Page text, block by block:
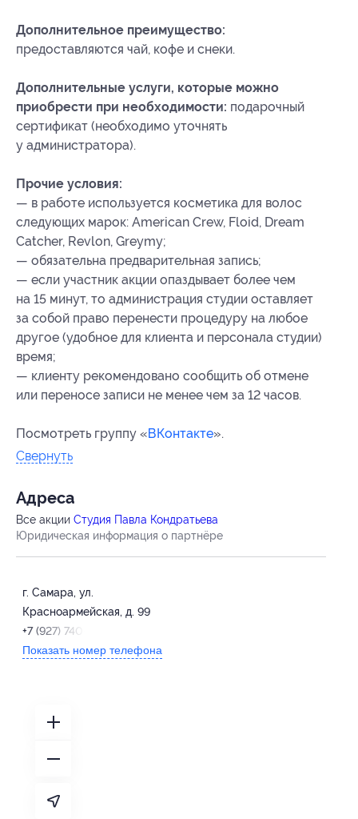
Дополнительное преимущество:
предоставляются чай, кофе и снеки.
Дополнительные услуги, которые можно
приобрести при необходимости: подарочный
сертификат (необходимо уточнять
у администратора).
Прочие условия:
— в работе используется косметика для волос
следующих марок: American Crew, Floid, Dream
Catcher, Revlon, Greymy;
— обязательна предварительная запись;
— если участник акции опаздывает более чем
на 15 минут, то администрация студии оставляет
за собой право перенести процедуру на любое
другое (удобное для клиента и персонала студии)
время;
— клиенту рекомендовано сообщить об отмене
или переносе записи не менее чем за 12 часов.
Посмотреть группу «ВКонтакте».
Свернуть
Адресa
Все акции Студия Павла Кондратьева
Юридическая информация о партнёре
г. Самара, ул.
Красноармейская, д. 99
+7 (927) 740-64-54
Показать номер телефона